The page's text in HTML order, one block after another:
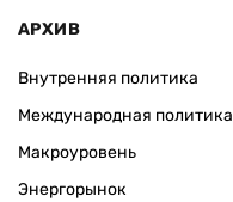
АРХИВ
Внутренняя политика
Международная политика
Макроуровень
Энергорынок